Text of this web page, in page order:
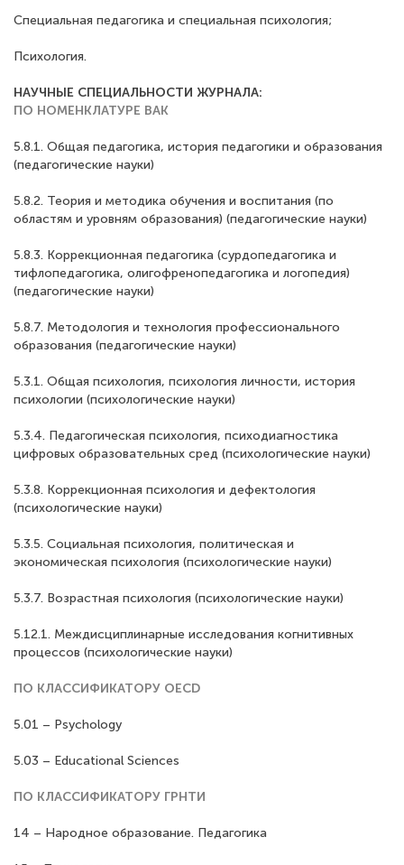
Специальная педагогика и специальная психология;
Психология.
НАУЧНЫЕ СПЕЦИАЛЬНОСТИ ЖУРНАЛА:
ПО НОМЕНКЛАТУРЕ ВАК
5.8.1. Общая педагогика, история педагогики и образования
(педагогические науки)
5.8.2. Теория и методика обучения и воспитания (по
областям и уровням образования) (педагогические науки)
5.8.3. Коррекционная педагогика (сурдопедагогика и
тифлопедагогика, олигофренопедагогика и логопедия)
(педагогические науки)
5.8.7. Методология и технология профессионального
образования (педагогические науки)
5.3.1. Общая психология, психология личности, история
психологии (психологические науки)
5.3.4. Педагогическая психология, психодиагностика
цифровых образовательных сред (психологические науки)
5.3.8. Коррекционная психология и дефектология
(психологические науки)
5.3.5. Социальная психология, политическая и
экономическая психология (психологические науки)
5.3.7. Возрастная психология (психологические науки)
5.12.1. Междисциплинарные исследования когнитивных
процессов (психологические науки)
ПО КЛАССИФИКАТОРУ OECD
5.01 – Psychology
5.03 – Educational Sciences
ПО КЛАССИФИКАТОРУ ГРНТИ
14 – Народное образование. Педагогика